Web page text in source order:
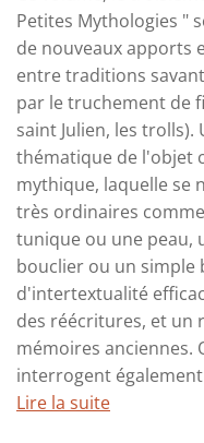
Petites Mythologies "
de nouveaux apports
entre traditions
par le truchement de
saint Julien, les
thématique de l'objet
mythique, laquelle se
très ordinaires
tunique ou une peau,
bouclier ou un simple
d'intertextualité
des réécritures, et un
mémoires anciennes.
interrogent
Lire la suite